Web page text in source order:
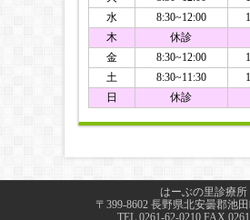
水
8:30~12:00
木
休診
金
8:30~12:00
土
8:30~11:30
日
休診
はーぶの里診療所
〒399-8602 長野県北安曇郡池
TEL.0261-62-0210